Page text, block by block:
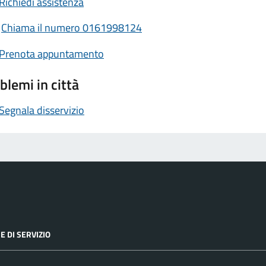
Chiama il numero 0161998124
appuntamento
in città
disservizio
DI SERVIZIO